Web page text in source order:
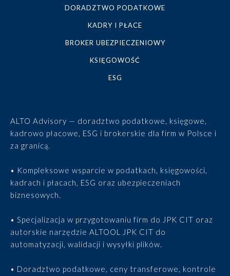
DORADZTWO PODATKOWE
KADRY I PŁACE
BROKER UBEZPIECZENIOWY
KSIĘGOWOŚĆ
ESG
ALTO Advisory — doradztwo podatkowe, księgowe,
kadrowo płacowe, ESG i brokerskie dla firm w Polsce i
za granicą.
• Kompleksowe wsparcie w podatkach, księgowości,
kadrach i płacach, ESG oraz ubezpieczeniach
biznesowych.
• Specjalizacja w przygotowaniu firm do JPK CIT oraz
autorskie narzędzie ALTOOL JPK CIT do
automatyzacji, walidacji i wysyłki plików.
• Doradztwo podatkowe, ceny transferowe, kontrole